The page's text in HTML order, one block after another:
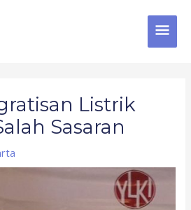
Listrik
Sasaran